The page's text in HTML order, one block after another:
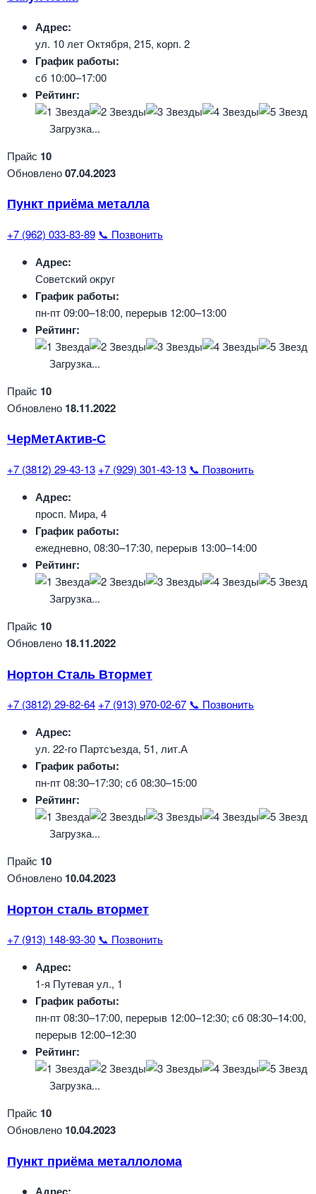
Адрес:
ул. 10 лет Октября, 215, корп. 2
График работы:
сб 10:00–17:00
Рейтинг:
Загрузка...
Прайс 10
Обновлено07.04.2023
Пункт приёма металла
+7 (962) 033-83-89 📞 Позвонить
Адрес:
Советский округ
График работы:
пн-пт 09:00–18:00, перерыв 12:00–13:00
Рейтинг:
Загрузка...
Прайс 10
Обновлено 18.11.2022
ЧерМетАктив-С
+7 (3812) 29-43-13 +7 (929) 301-43-13 📞 Позвонить
Адрес:
просп. Мира, 4
График работы:
ежедневно, 08:30–17:30, перерыв 13:00–14:00
Рейтинг:
Загрузка...
Прайс 10
Обновлено 18.11.2022
Нортон Сталь Втормет
+7 (3812) 29-82-64 +7 (913) 970-02-67 📞 Позвонить
Адрес:
ул. 22-го Партсъезда, 51, лит.А
График работы:
пн-пт 08:30–17:30; сб 08:30–15:00
Рейтинг:
Загрузка...
Прайс 10
Обновлено 10.04.2023
Нортон сталь втормет
+7 (913) 148-93-30 📞 Позвонить
Адрес:
1-я Путевая ул., 1
График работы:
пн-пт 08:30–17:00, перерыв 12:00–12:30; сб 08:30–14:00,
перерыв 12:00–12:30
Рейтинг:
Загрузка...
Прайс 10
Обновлено 10.04.2023
Пункт приёма металлолома